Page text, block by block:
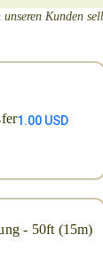
Kunden
1.00 USD
- 50ft (15m)